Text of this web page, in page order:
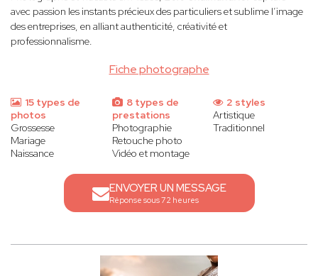
Fiche photographe
avec passion les instants précieux des particuliers et sublime l’image
des entreprises, en alliant authenticité, créativité et
professionnalisme.
15 types de
photos
Grossesse
Mariage
Naissance
8 types de
prestations
Photographie
Retouche photo
Vidéo et montage
2 styles
Artistique
Traditionnel
ENVOYER UN MESSAGE
Réponse sous 72 heures